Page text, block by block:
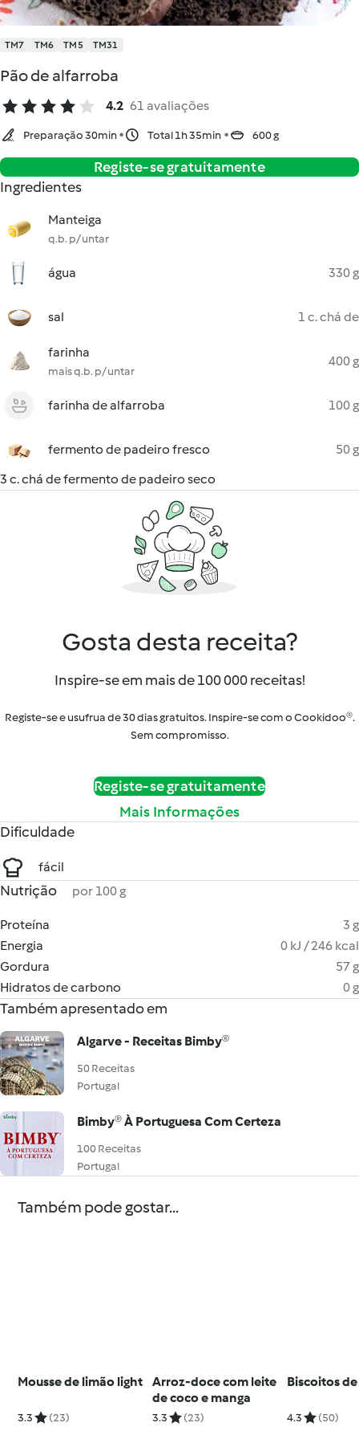
TM7 TM6 TM5 TM31
Pão de alfarroba
4.2 61 avaliações
Preparação 30min Total 1h 35min 600 g
Registe-se gratuitamente
Ingredientes
Manteiga
q.b. p/ untar
água 330 g
sal 1 c. chá de
farinha
mais q.b. p/ untar
400 g
farinha de alfarroba 100 g
fermento de padeiro fresco
50 g
3 c. chá de fermento de padeiro seco
Gosta desta receita?
Inspire-se em mais de 100 000 receitas!
Registe-se e usufrua de 30 dias gratuitos. Inspire-se com o Cookidoo®.
Sem compromisso.
Registe-se gratuitamente
Mais Informações
Dificuldade
fácil
Nutrição por 100 g
Proteína
3 g
Energia
0 kJ / 246 kcal
Gordura
57 g
Hidratos de carbono
0 g
Também apresentado em
Algarve - Receitas Bimby®
50 Receitas
Portugal
Bimby® À Portuguesa Com Certeza
100 Receitas
Portugal
Também pode gostar...
Mousse de limão light
3.3 (23)
Arroz-doce com leite
de coco e manga
3.3 (23)
Biscoitos
4.3 (50)